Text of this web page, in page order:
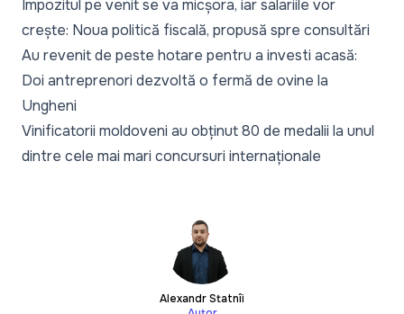
Impozitul pe venit se va micșora, iar salariile vor
crește: Noua politică fiscală, propusă spre consultări
Au revenit de peste hotare pentru a investi acasă:
Doi antreprenori dezvoltă o fermă de ovine la
Ungheni
Vinificatorii moldoveni au obținut 80 de medalii la unul
dintre cele mai mari concursuri internaționale
Alexandr Statnîi